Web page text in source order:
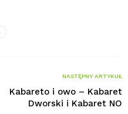
NASTĘPNY ARTYKUŁ
Kabareto i owo – Kabaret
Dworski i Kabaret NO